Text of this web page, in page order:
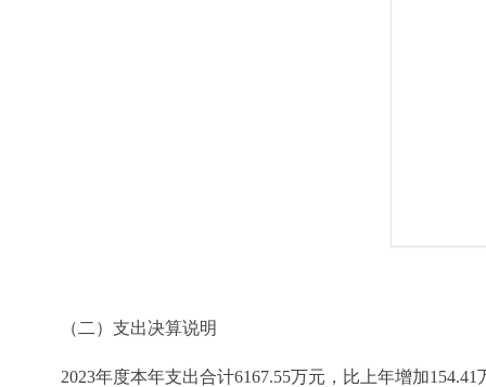
（二）支出决算说明
2023年度本年支出合计6167.55万元，比上年增加